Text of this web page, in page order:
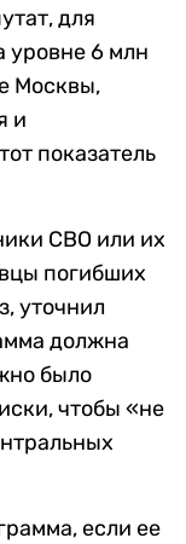
для
уровне 6 млн
Москвы,
и
показатель
СВО или их
погибших
уточнил
должна
было
чтобы «не
если ее